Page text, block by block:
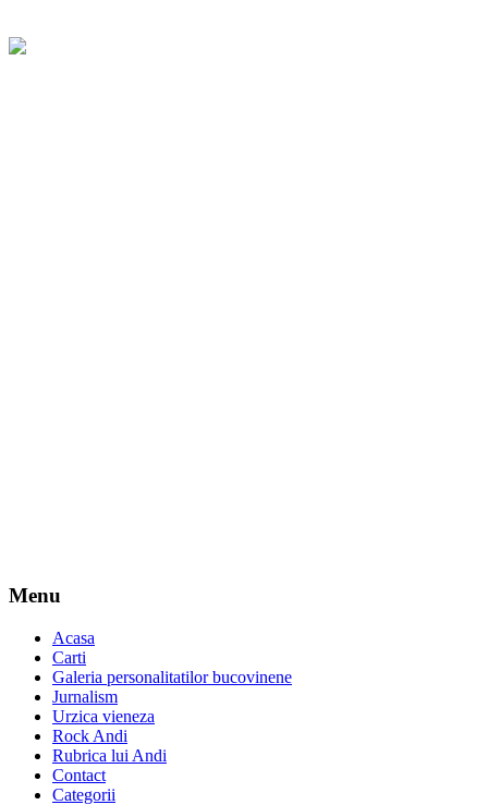
Menu
Acasa
Carti
Galeria personalitatilor bucovinene
Jurnalism
Urzica vieneza
Rock Andi
Rubrica lui Andi
Contact
Categorii